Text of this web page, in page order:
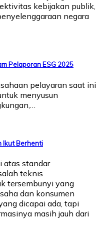
kebijakan publik,
negara
Pelaporan ESG 2025
pelayaran saat ini
menyusun
Ikut Berhenti
atas standar
teknis
tersembunyi yang
dan konsumen
dicapai ada, tapi
masih jauh dari